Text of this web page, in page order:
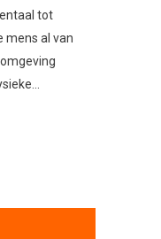
tot
mens al van